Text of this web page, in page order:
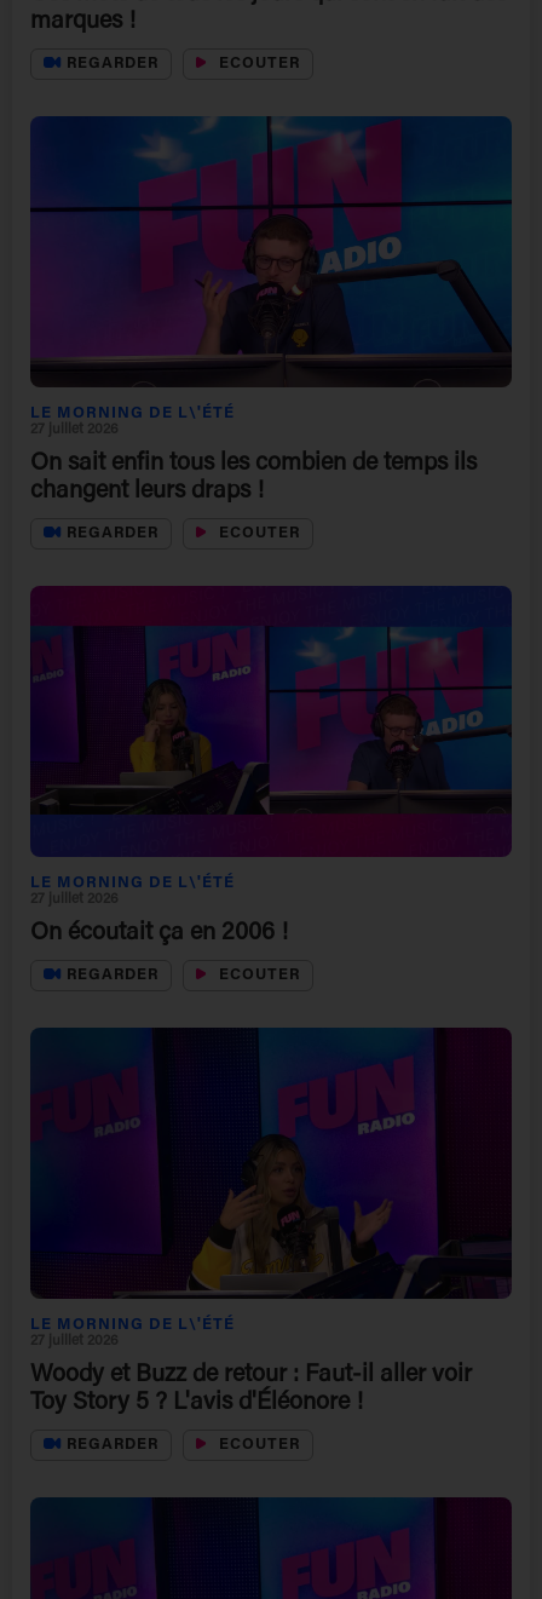
marques !
REGARDER ECOUTER
LE MORNING DE L\'ÉTÉ
27 juillet 2026
On sait enfin tous les combien de temps ils
changent leurs draps !
REGARDER ECOUTER
LE MORNING DE L\'ÉTÉ
27 juillet 2026
On écoutait ça en 2006 !
REGARDER ECOUTER
LE MORNING DE L\'ÉTÉ
27 juillet 2026
Woody et Buzz de retour : Faut-il aller voir
Toy Story 5 ? L'avis d'Éléonore !
REGARDER ECOUTER